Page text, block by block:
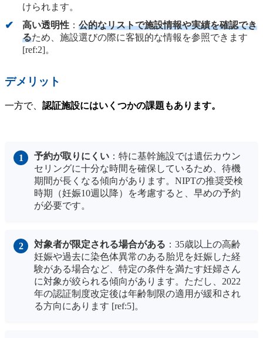
けられます。
高い透明性 ： 公的なリストで施設情報や実績を確認でき
るため、施設選びの際に客観的な情報を参照できます
[ref:2]。
デメリット
一方で、 認証施設にはいくつかの課題もあります。
予約が取りにくい ：特に基幹施設では遺伝カウン
セリングに十分な時間を確保しているため、待機
期間が長くなる傾向があります。NIPTの推奨受検
時期（妊娠10週以降）を考慮すると、早めの予約
が必要です。
対象者が限定される場合がある ：35歳以上の高齢
妊娠や過去に染色体異常のある胎児を妊娠した経
験がある場合など、特定の条件を満たす妊婦さん
に対象が絞られる傾向があります。ただし、2022
年の認証制度改定後は年齢制限の適用が緩和され
る方向にあります [ref:5]。